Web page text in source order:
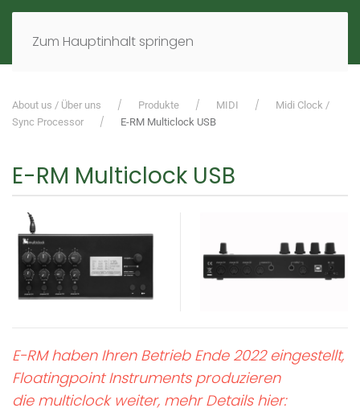
Zum Hauptinhalt springen
EN
About us / Über uns Produkte MIDI
Midi Clock /
Sync Processor
E-RM Multiclock USB
E-RM Multiclock USB
E-RM haben Ihren Betrieb Ende 2022 eingestellt,
Floatingpoint Instruments produzieren
die multiclock weiter, mehr Details hier: